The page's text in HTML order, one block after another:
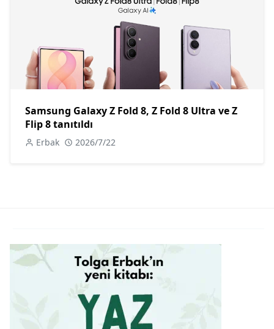
Samsung Galaxy Z Fold 8, Z Fold 8 Ultra ve Z
Flip 8 tanıtıldı
Erbak 2026/7/22